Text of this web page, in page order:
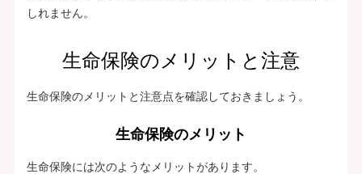
しれません。
生命保険のメリットと注意
生命保険のメリットと注意点を確認しておきましょう。
生命保険のメリット
生命保険には次のようなメリットがあります。